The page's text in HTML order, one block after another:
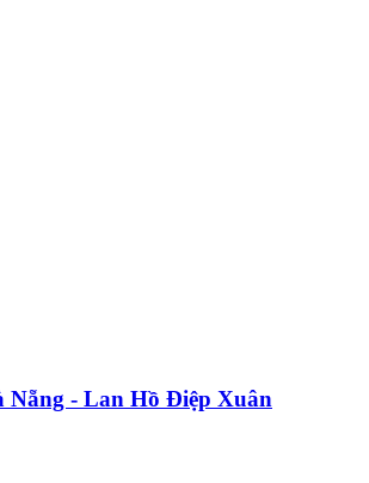
Nẵng - Lan Hồ Điệp Xuân